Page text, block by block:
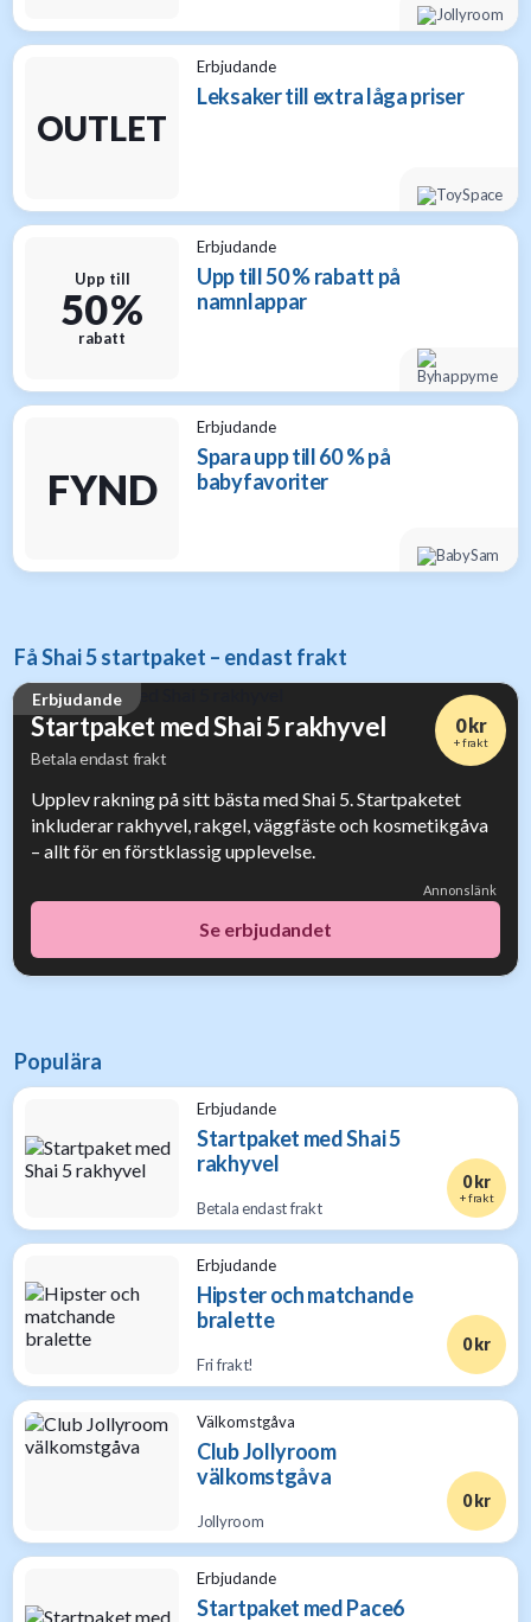
OUTLET
Erbjudande
Leksaker till extra låga priser
Upp till
50 %
rabatt
Erbjudande
Upp till 50 % rabatt på
namnlappar
FYND
Erbjudande
Spara upp till 60 % på
babyfavoriter
Få Shai 5 startpaket – endast frakt
Erbjudande
Startpaket med Shai 5 rakhyvel
Betala endast frakt
0 kr
+ frakt
Upplev rakning på sitt bästa med Shai 5. Startpaketet
inkluderar rakhyvel, rakgel, väggfäste och kosmetikgåva
– allt för en förstklassig upplevelse.
Annonslänk
Se erbjudandet
Populära
Erbjudande
Startpaket med Shai 5
rakhyvel
Betala endast frakt
0 kr
+ frakt
Erbjudande
Hipster och matchande
bralette
Fri frakt!
0 kr
Välkomstgåva
Club Jollyroom
välkomstgåva
Jollyroom
0 kr
Erbjudande
Startpaket med Pace6